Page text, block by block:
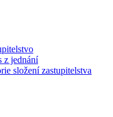
z jednání
složení zastupitelstva